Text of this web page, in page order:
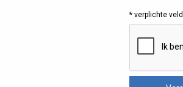
* verplichte